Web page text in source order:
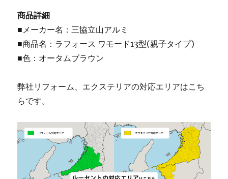
商品詳細
■メーカー名：三協立山アルミ
■商品名：ラフォース ワモード13型(親子タイプ)
■色：オータムブラウン
弊社リフォーム、エクステリアの対応エリアはこち
らです。